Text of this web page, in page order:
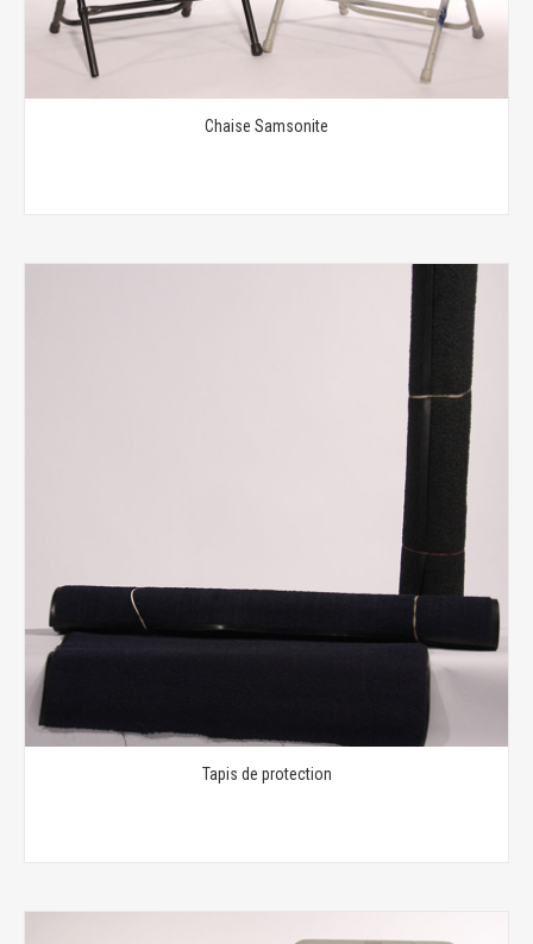
Chaise Samsonite
Tapis de protection